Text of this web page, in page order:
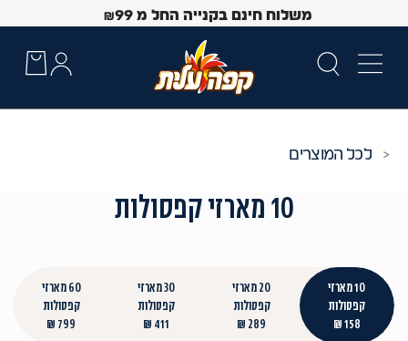
משלוח חינם בקנייה החל מ ₪99
Up and Down arrow keys to navigate search results.
כל המוצרים
10 מארזי קפסולות
10 מארזי
קפסולות
158 ₪
20 מארזי
קפסולות
289 ₪
30 מארזי
קפסולות
411 ₪
60 מארזי
קפסולות
799 ₪